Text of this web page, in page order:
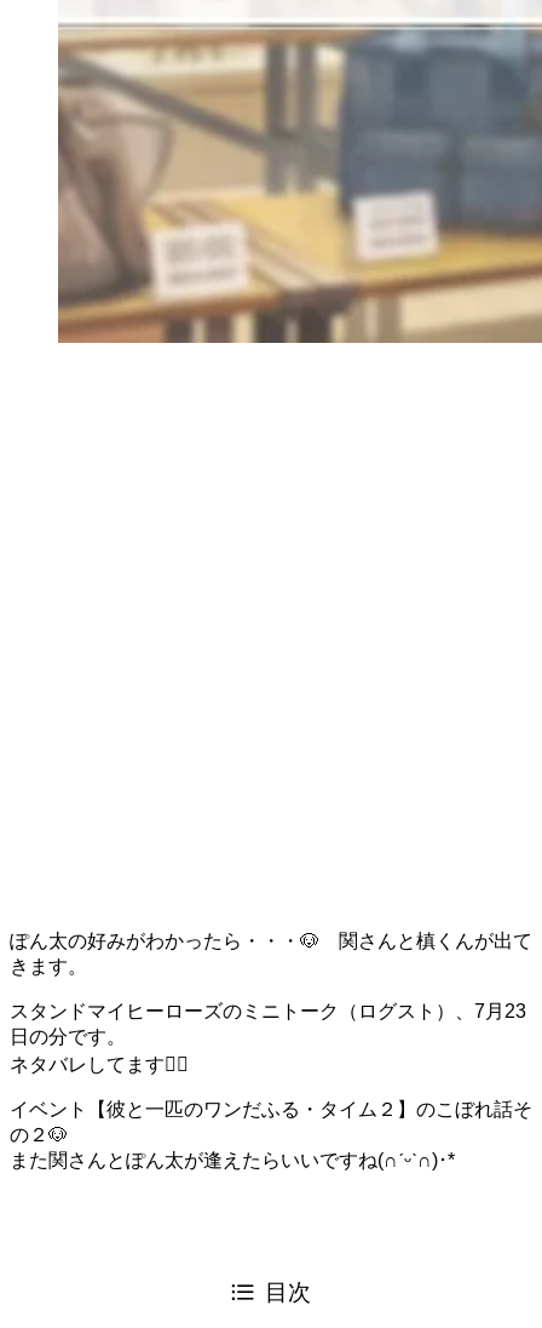
ぽん太の好みがわかったら・・・🐶 関さんと槙くんが出て
きます。
スタンドマイヒーローズのミニトーク（ログスト）、7月23
日の分です。
ネタバレしてます🙇‍♂️
イベント【彼と一匹のワンだふる・タイム２】のこぼれ話そ
の２🐶
また関さんとぽん太が逢えたらいいですね(∩ˊᵕˋ∩)･*
目次